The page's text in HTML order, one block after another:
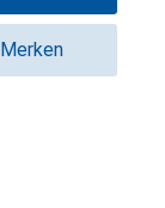
Merken